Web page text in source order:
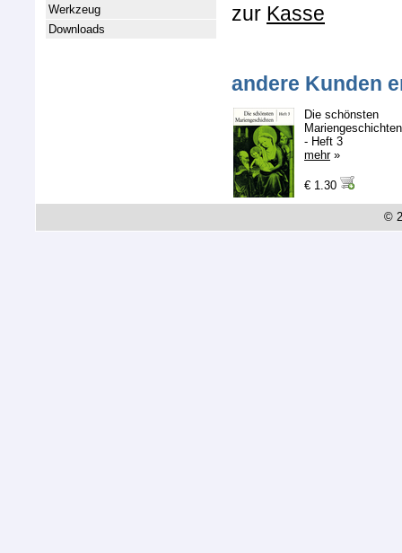
Werkzeug
Downloads
zur Kasse
andere Kunden
Die schönsten
Mariengeschichten
- Heft 3
mehr»
€ 1.30
©